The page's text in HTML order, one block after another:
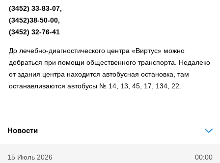
(3452) 33-83-07,
(3452)38-50-00,
(3452) 32-76-41
До лечебно-диагностического центра «Виртус» можно
добраться при помощи общественного транспорта. Недалеко
от здания центра находится автобусная остановка, там
останавливаются автобусы № 14, 13, 45, 17, 134, 22.
Новости
15 Июль 2026 00:00